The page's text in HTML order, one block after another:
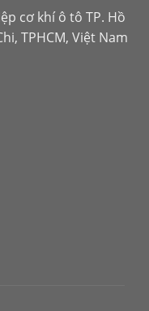
cơ khí ô tô TP. Hồ
TPHCM, Việt Nam